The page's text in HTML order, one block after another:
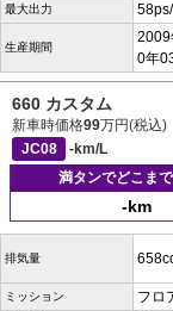
最大出力
生産期間
2009
0年
660 カスタム
新車時価格99万円(税込)
JC08
-km/L
満タンでどこま
-km
排気量
ミッション フロ